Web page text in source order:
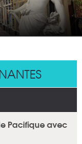
Pacifique avec